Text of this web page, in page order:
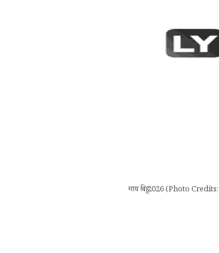
माघ बिहू 2026 (Photo